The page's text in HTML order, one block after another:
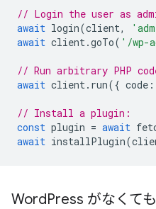
// Login the user as
await login(client,
await client .goTo( '/wp-
// Run arbitrary PHP
await client . run({ code :
// Install a plugin:
const plugin = await
await installPlugin(
WordPress がなくて